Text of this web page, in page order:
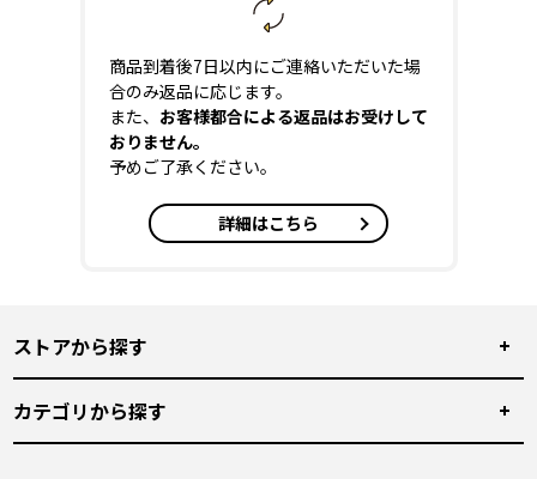
商品到着後7日以内にご連絡いただいた場
合のみ返品に応じます。
また、 お客様都合による返品はお受けして
おりません。
予めご了承ください。
詳細はこちら
ストアから探す
カテゴリから探す